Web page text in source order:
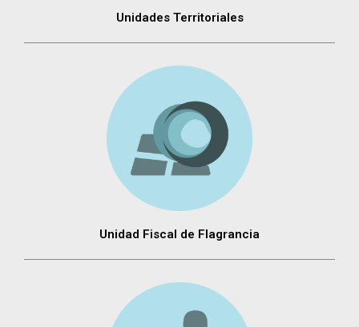
Unidades Territoriales
Unidad Fiscal de Flagrancia